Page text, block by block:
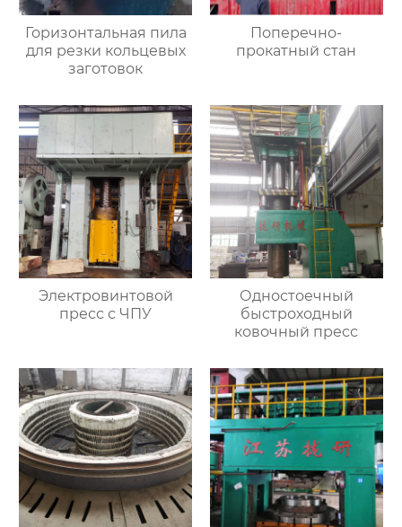
Горизонтальная пила
для резки кольцевых
заготовок
Поперечно-
прокатный стан
Электровинтовой
пресс с ЧПУ
Одностоечный
быстроходный
ковочный пресс